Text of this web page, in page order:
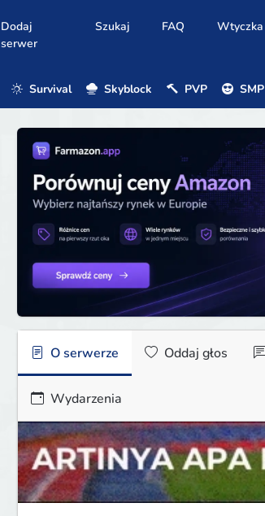
Dodaj
serwer
Szukaj FAQ Wtyczka
Survival Skyblock PVP SMP
O serwerze Oddaj głos
Wydarzenia